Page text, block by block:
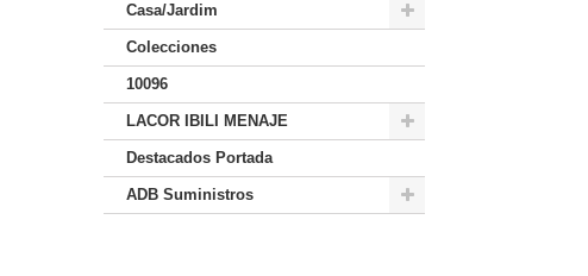
Casa/Jardim
Colecciones
10096
LACOR IBILI MENAJE
Destacados Portada
ADB Suministros